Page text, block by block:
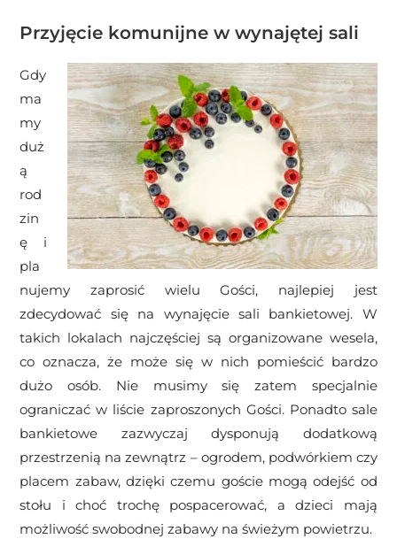
Przyjęcie komunijne w wynajętej sali
Gdy
ma
my
duż
ą
rod
zin
ę i
pla
nujemy zaprosić wielu Gości, najlepiej jest
zdecydować się na wynajęcie sali bankietowej. W
takich lokalach najczęściej są organizowane wesela,
co oznacza, że może się w nich pomieścić bardzo
dużo osób. Nie musimy się zatem specjalnie
ograniczać w liście zaproszonych Gości. Ponadto sale
bankietowe zazwyczaj dysponują dodatkową
przestrzenią na zewnątrz – ogrodem, podwórkiem czy
placem zabaw, dzięki czemu goście mogą odejść od
stołu i choć trochę pospacerować, a dzieci mają
możliwość swobodnej zabawy na świeżym powietrzu.